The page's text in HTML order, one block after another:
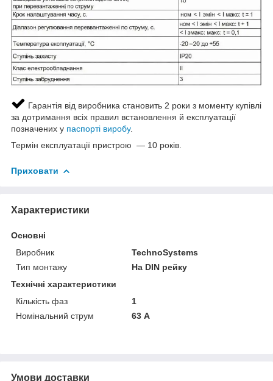
Гарантія від виробника становить 2 роки з моменту купівлі
за дотримання всіх правил встановлення й експлуатації
позначених у паспорті виробу.
Термін експлуатації пристрою — 10 років.
Приховати
Характеристики
Основні
Виробник
TechnoSystems
Тип монтажу
На DIN рейку
Технічні характеристики
Кількість фаз
1
Номінальний струм
63 А
Умови доставки